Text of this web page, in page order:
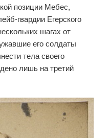
позиции Мебес,
гвардии Егерского
шагах от
его солдаты
тела своего
лишь на третий